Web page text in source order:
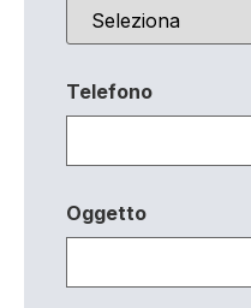
Telefono
Oggetto